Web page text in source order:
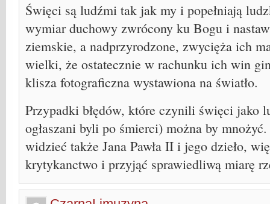
Święci są ludźmi tak jak my i popełniają
wymiar duchowy zwrócony ku Bogu i
ziemskie, a nadprzyrodzone, zwycięża ich
wielki, że ostatecznie w rachunku ich win
klisza fotograficzna wystawiona na światło.
Przypadki błędów, które czynili święci jako
ogłaszani byli po śmierci) można by
widzieć także Jana Pawła II i jego dzieło,
krytykanctwo i przyjąć sprawiedliwą miarę